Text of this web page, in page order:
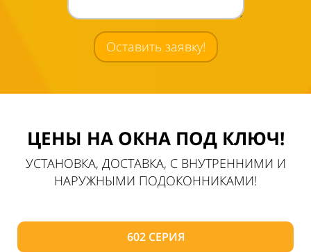
Оставить заявку!
ЦЕНЫ НА ОКНА ПОД КЛЮЧ!
УСТАНОВКА, ДОСТАВКА, С ВНУТРЕННИМИ И
НАРУЖНЫМИ ПОДОКОННИКАМИ!
602 СЕРИЯ